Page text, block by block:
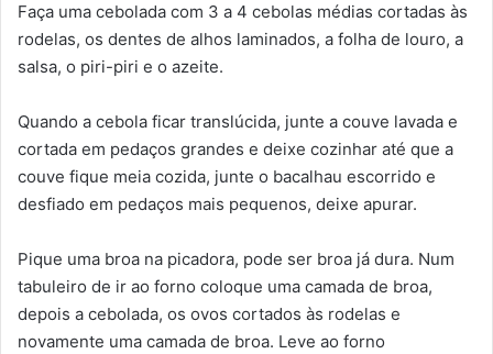
Faça uma cebolada com 3 a 4 cebolas médias cortadas às
rodelas, os dentes de alhos laminados, a folha de louro, a
salsa, o piri-piri e o azeite.
Quando a cebola ficar translúcida, junte a couve lavada e
cortada em pedaços grandes e deixe cozinhar até que a
couve fique meia cozida, junte o bacalhau escorrido e
desfiado em pedaços mais pequenos, deixe apurar.
Pique uma broa na picadora, pode ser broa já dura. Num
tabuleiro de ir ao forno coloque uma camada de broa,
depois a cebolada, os ovos cortados às rodelas e
novamente uma camada de broa. Leve ao forno